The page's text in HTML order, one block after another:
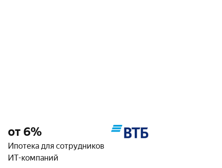
от 6%
Ипотека для сотрудников
ИТ-компаний